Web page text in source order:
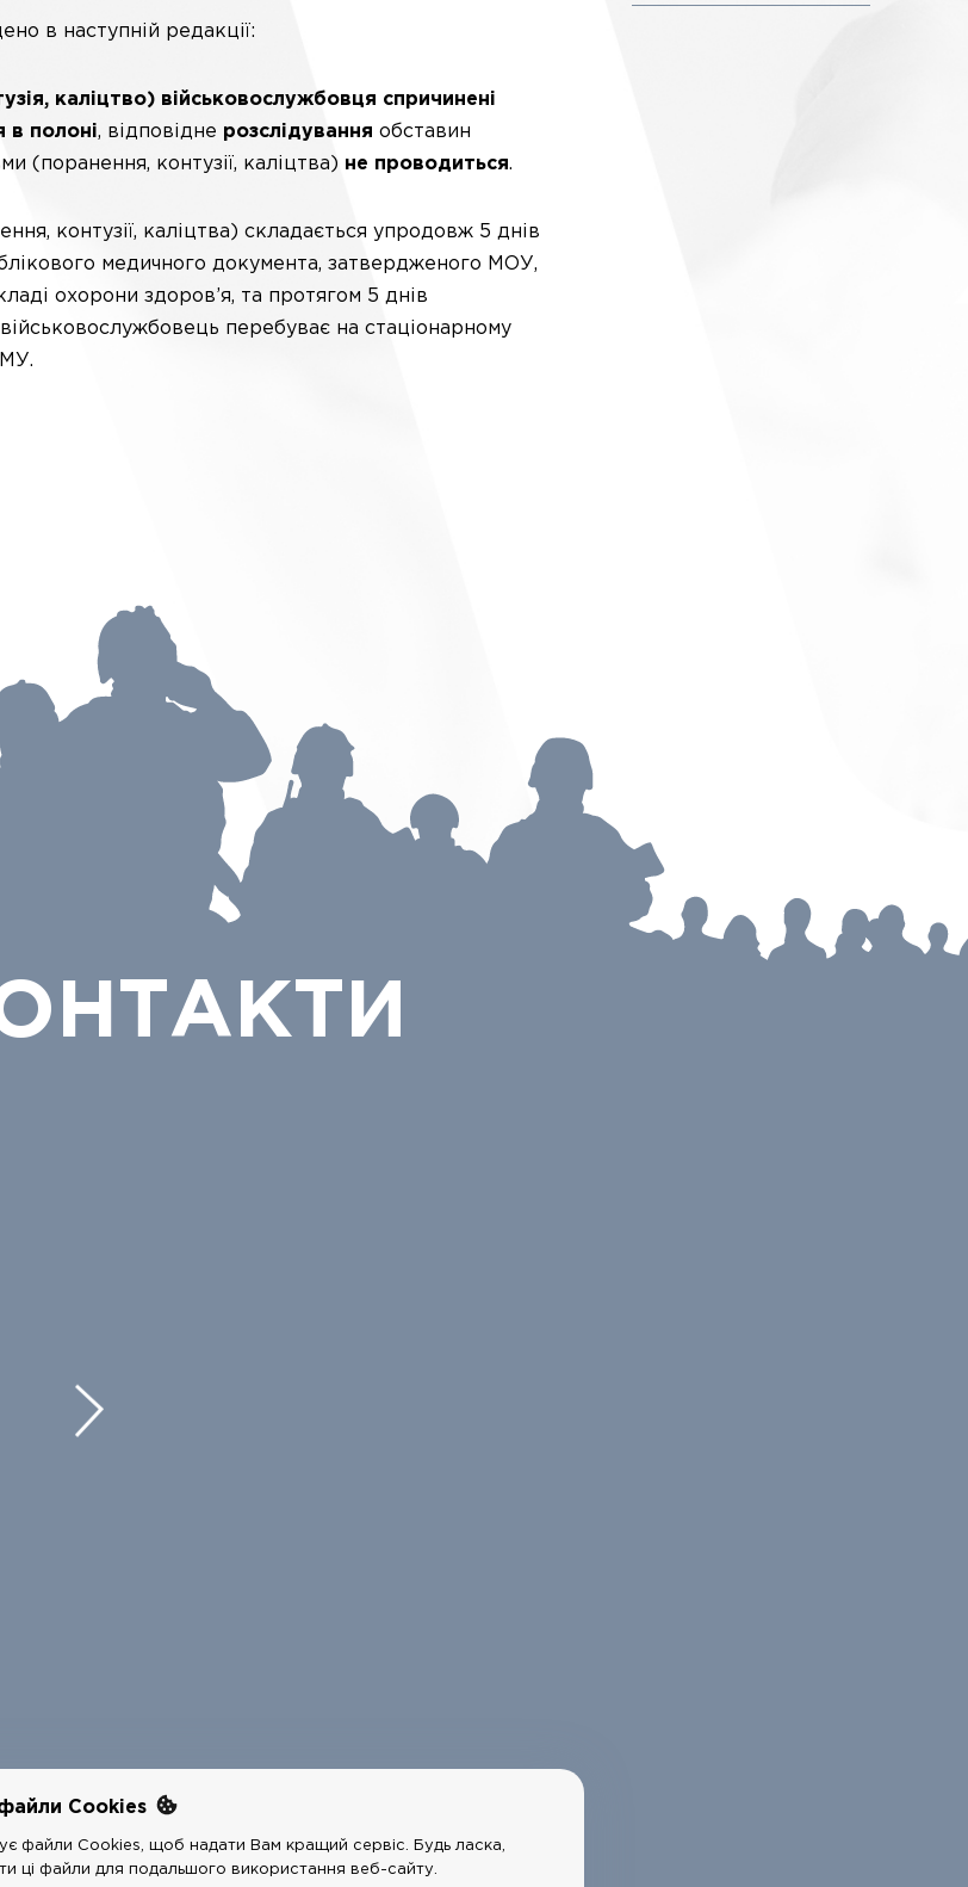
в наступній редакції:
каліцтво) військовослужбовця спричинені
в полоні, відповідне розслідування обставин
(поранення, контузії, каліцтва) не проводиться.
контузії, каліцтва) складається упродовж 5 днів
медичного документа, затвердженого МОУ,
охорони здоров’я, та протягом 5 днів
перебуває на стаціонарному
@ РЕСТАРТ 2026 - ALL RIGHTS RESERVED
Cookies
файли Cookies, щоб надати Вам кращий сервіс. Будь ласка,
ці файли для подальшого використання веб-сайту.